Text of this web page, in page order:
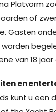
Platvorm
of
Gasten
van 18
en
kunt u een